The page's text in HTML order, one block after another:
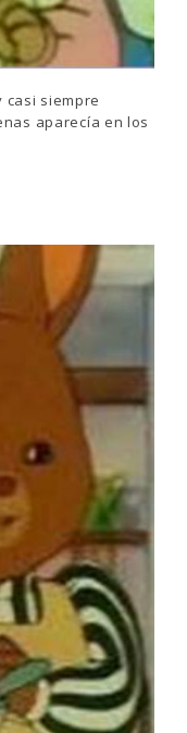
casi siempre
aparecía en los